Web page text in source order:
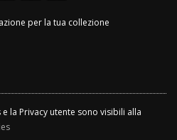
per la tua collezione
la Privacy utente sono visibili alla